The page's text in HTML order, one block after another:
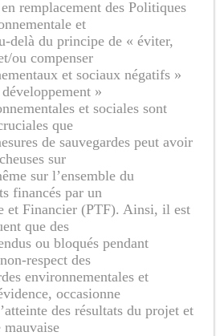
remplacement des Politiques
et
delà du principe de « éviter,
ou compenser
et sociaux négatifs »
»
et sociales sont
que
de sauvegardes peut avoir
sur
sur l’ensemble du
financés par un
et Financier (PTF). Ainsi, il est
que des
ou bloqués pendant
respect des
environnementales et
occasionne
des résultats du projet et